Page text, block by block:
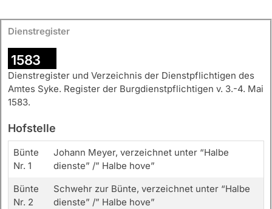
Dienstregister
1583
Dienstregister und Verzeichnis der Dienstpflichtigen des
Amtes Syke. Register der Burgdienstpflichtigen v. 3.-4. Mai
1583.
Hofstelle
Bünte
Nr. 1
Johann Meyer, verzeichnet unter “Halbe
dienste” /” Halbe hove”
Bünte
Nr. 2
Schwehr zur Bünte, verzeichnet unter “Halbe
dienste” /” Halbe hove”